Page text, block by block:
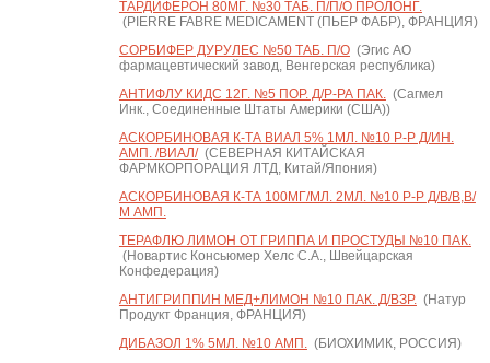
ТАРДИФЕРОН 80МГ. №30 ТАБ. П/П/О ПРОЛОНГ.
(PIERRE FABRE MEDICAMENT (ПЬЕР ФАБР), ФРАНЦИЯ)
СОРБИФЕР ДУРУЛЕС №50 ТАБ. П/О(Эгис АО
фармацевтический завод, Венгерская республика)
АНТИФЛУ КИДС 12Г. №5 ПОР. Д/Р-РА ПАК.(Сагмел
Инк., Соединенные Штаты Америки (США))
АСКОРБИНОВАЯ К-ТА ВИАЛ 5% 1МЛ. №10 Р-Р Д/ИН.
АМП. /ВИАЛ/(СЕВЕРНАЯ КИТАЙСКАЯ
ФАРМКОРПОРАЦИЯ ЛТД, Китай/Япония)
АСКОРБИНОВАЯ К-ТА 100МГ/МЛ. 2МЛ. №10 Р-Р Д/В/В,В/
М АМП.
ТЕРАФЛЮ ЛИМОН ОТ ГРИППА И ПРОСТУДЫ №10 ПАК.
(Новартис Консьюмер Хелс С.А., Швейцарская
Конфедерация)
АНТИГРИППИН МЕД+ЛИМОН №10 ПАК. Д/ВЗР.(Натур
Продукт Франция, ФРАНЦИЯ)
ДИБАЗОЛ 1% 5МЛ. №10 АМП.(БИОХИМИК, РОССИЯ)